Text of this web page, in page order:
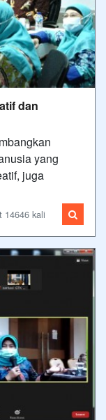
dan
yang
juga
14646 kali